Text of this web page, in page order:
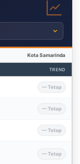
Kota Samarinda
TREND
— Tetap
— Tetap
— Tetap
— Tetap